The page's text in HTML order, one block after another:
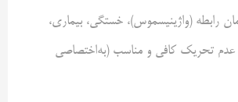
رابطه (واژینیسموس)، خستگی، بیماری،
عدم تحریک کافی و مناسب (به‌اختصاصی